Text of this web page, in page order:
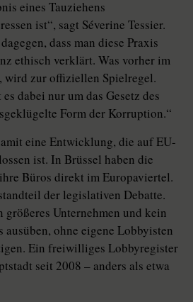
eines Tauziehens
ist“, sagt Séverine Tessier.
dass man diese Praxis
ethisch verklärt. Was vorher im
wird zur offiziellen Spielregel.
dabei nur um das Gesetz des
Form der Korruption.“
eine Entwicklung, die auf EU-
ist. In Brüssel haben die
Büros direkt im Europaviertel.
der legislativen Debatte.
Unternehmen und kein
ausüben, ohne eigene Lobbyisten
Ein freiwilliges Lobbyregister
seit 2008 – anders als etwa